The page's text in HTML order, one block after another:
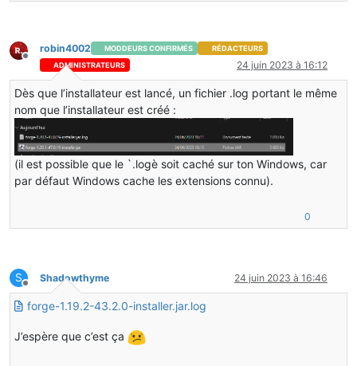
Hors-ligne
robin4002 MODDEURS CONFIRMÉS
RÉDACTEURS
ADMINISTRATEURS
24 juin 2023 à 16:12
Dès que l’installateur est lancé, un fichier .log portant le même
nom que l’installateur est créé :
(il est possible que le `.logè soit caché sur ton Windows, car
par défaut Windows cache les extensions connu).
0
S
Hors-ligne
Shadowthyme 24 juin 2023 à 16:46
forge-1.19.2-43.2.0-installer.jar.log
J’espère que c’est ça